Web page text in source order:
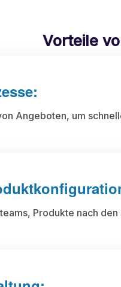
Vorteile
Angeboten, um
Produkte nach